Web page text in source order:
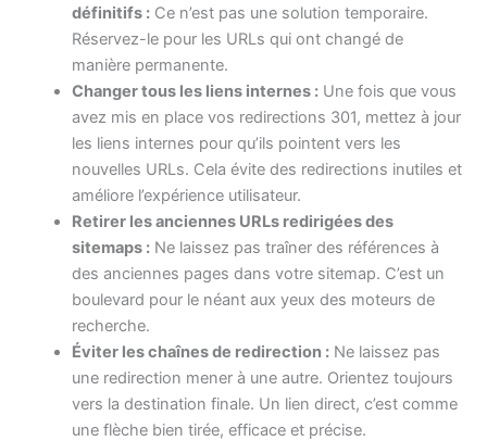
définitifs : Ce n’est pas une solution temporaire.
Réservez-le pour les URLs qui ont changé de
manière permanente.
Changer tous les liens internes : Une fois que vous
avez mis en place vos redirections 301, mettez à jour
les liens internes pour qu’ils pointent vers les
nouvelles URLs. Cela évite des redirections inutiles et
améliore l’expérience utilisateur.
Retirer les anciennes URLs redirigées des
sitemaps : Ne laissez pas traîner des références à
des anciennes pages dans votre sitemap. C’est un
boulevard pour le néant aux yeux des moteurs de
recherche.
Éviter les chaînes de redirection : Ne laissez pas
une redirection mener à une autre. Orientez toujours
vers la destination finale. Un lien direct, c’est comme
une flèche bien tirée, efficace et précise.